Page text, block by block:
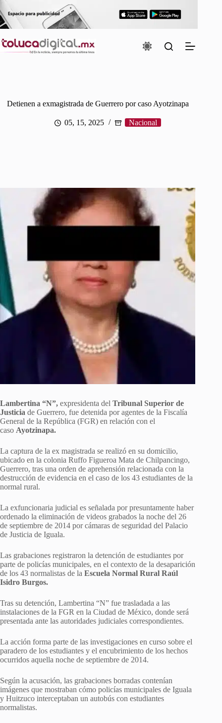
Saltar
al
contenido
Detienen a exmagistrada de Guerrero por caso Ayotzinapa
05, 15, 2025 Nacional
Lambertina “N”, expresidenta del Tribunal Superior de
Justicia de Guerrero, fue detenida por agentes de la Fiscalía
General de la República (FGR) en relación con el
caso Ayotzinapa.
La captura de la ex magistrada se realizó en su domicilio,
ubicado en la colonia Ruffo Figueroa Mata de Chilpancingo,
Guerrero, tras una orden de aprehensión relacionada con la
destrucción de evidencia en el caso de los 43 estudiantes de la
normal rural.
La exfuncionaria judicial es señalada por presuntamente haber
ordenado la eliminación de videos grabados la noche del 26
de septiembre de 2014 por cámaras de seguridad del Palacio
de Justicia de Iguala.
Las grabaciones registraron la detención de estudiantes por
parte de policías municipales, en el contexto de la desaparición
de los 43 normalistas de la Escuela Normal Rural Raúl
Isidro Burgos.
Tras su detención, Lambertina “N” fue trasladada a las
instalaciones de la FGR en la Ciudad de México, donde será
presentada ante las autoridades judiciales correspondientes.
La acción forma parte de las investigaciones en curso sobre el
paradero de los estudiantes y el encubrimiento de los hechos
ocurridos aquella noche de septiembre de 2014.
Según la acusación, las grabaciones borradas contenían
imágenes que mostraban cómo policías municipales de Iguala
y Huitzuco interceptaban un autobús con estudiantes
normalistas.